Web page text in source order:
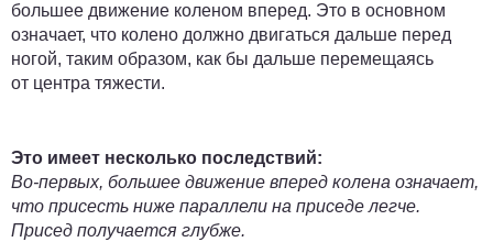
большее движение коленом вперед. Это в основном
означает, что колено должно двигаться дальше перед
ногой, таким образом, как бы дальше перемещаясь
от центра тяжести.
Это имеет несколько последствий:
Во-первых, большее движение вперед колена означает,
что присесть ниже параллели на приседе легче.
Присед получается глубже.